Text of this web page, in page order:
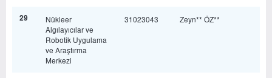
29
Nükleer
Algılayıcılar ve
Robotik Uygulama
ve Araştırma
Merkezi
31023043 Zeyn** ÖZ**